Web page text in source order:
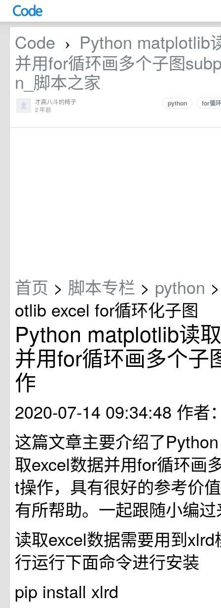
Code ›
Python matplotlib
并用for循环画多个子图
n_脚本之家
python for循环
才高八斗的椅子
2 年前
首页 > 脚本专栏 > python
otlib excel for循环化子图
Python matplotlib读
并用for循环画多个子
作
2020-07-14 09:34:48 作者
这篇文章主要介绍了
取excel数据并用for循环画
t操作，具有很好的参考价
有所帮助。一起跟随小编
读取excel数据需要用到
行运行下面命令进行安装
pip install xlrd